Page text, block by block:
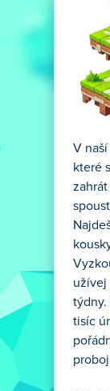
V
které
užívej
týdny.
tisíc